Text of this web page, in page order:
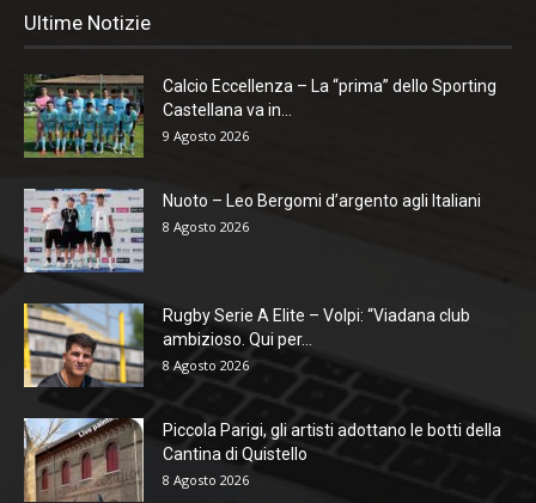
Ultime Notizie
Calcio Eccellenza – La “prima” dello Sporting
Castellana va in...
9 Agosto 2026
Nuoto – Leo Bergomi d’argento agli Italiani
8 Agosto 2026
Rugby Serie A Elite – Volpi: “Viadana club
ambizioso. Qui per...
8 Agosto 2026
Piccola Parigi, gli artisti adottano le botti della
Cantina di Quistello
8 Agosto 2026